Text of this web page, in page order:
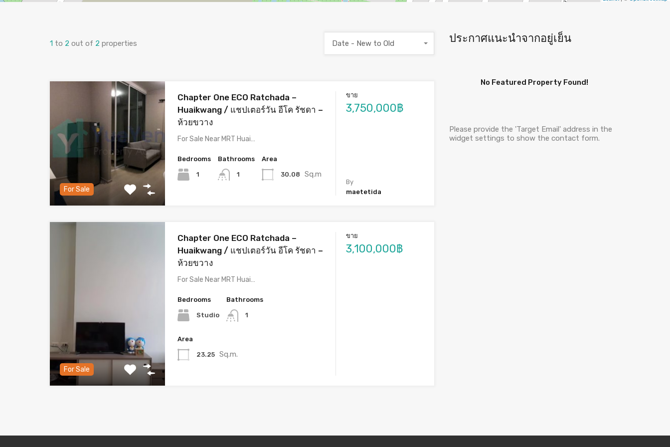
1 to 2 out of 2 properties Date - New to Old
For Sale
Chapter One ECO Ratchada –
Huaikwang / แชปเตอร์วัน อีโค รัชดา –
ห้วยขวาง
For Sale Near MRT Huai…
Bedrooms
1
Bathrooms
1
Area
30.08 Sq.m
ขาย
3,750,000฿
By
maetetida
For Sale
Chapter One ECO Ratchada –
Huaikwang / แชปเตอร์วัน อีโค รัชดา –
ห้วยขวาง
For Sale Near MRT Huai…
Bedrooms
Studio
Bathrooms
1
Area
23.25 Sq.m.
ขาย
3,100,000฿
ประกาศแนะนำจากอยู่เย็น
No Featured Property Found!
Please provide the 'Target Email' address in the
widget settings to show the contact form.